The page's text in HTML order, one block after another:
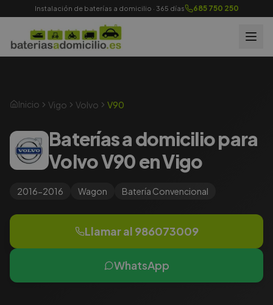
Instalación de baterías a domicilio · 365 días 685 750 250
Inicio Vigo Volvo V90
Baterías a domicilio para
Volvo V90 en Vigo
2016-2016 Wagon Batería Convencional
Llamar al 986073009
WhatsApp